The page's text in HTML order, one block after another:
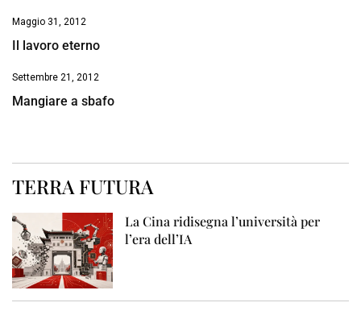
Maggio 31, 2012
Il lavoro eterno
Settembre 21, 2012
Mangiare a sbafo
TERRA FUTURA
La Cina ridisegna l’università per
l’era dell’IA